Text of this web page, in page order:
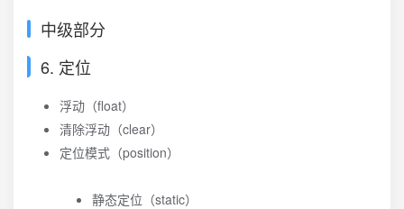
中级部分
6. 定位
浮动（float）
清除浮动（clear）
定位模式（position）
静态定位（static）